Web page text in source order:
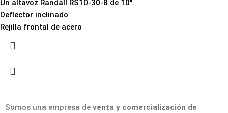
Un altavoz Randall RS10-30-8 de 10".
Deflector inclinado
Rejilla frontal de acero
Somos una empresa de venta y comercialización de